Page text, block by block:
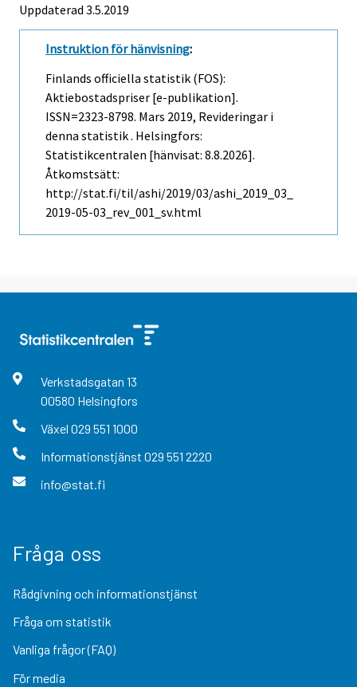
Uppdaterad 3.5.2019
Instruktion för hänvisning:
Finlands officiella statistik (FOS):
Aktiebostadspriser [e-publikation].
ISSN=2323-8798. Mars 2019, Revideringar i
denna statistik . Helsingfors:
Statistikcentralen [hänvisat: 8.8.2026].
Åtkomstsätt:
http://stat.fi/til/ashi/2019/03/ashi_2019_03_
2019-05-03_rev_001_sv.html
Verkstadsgatan 13
00580 Helsingfors
Växel 029 551 1000
Informationstjänst 029 551 2220
info@stat.fi
Fråga oss
Rådgivning och informationstjänst
Fråga om statistik
Vanliga frågor (FAQ)
För media